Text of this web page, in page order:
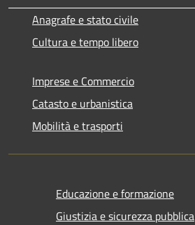
Anagrafe e stato civile
Cultura e tempo libero
Imprese e Commercio
Catasto e urbanistica
Mobilità e trasporti
Educazione e formazione
Giustizia e sicurezza pubblica